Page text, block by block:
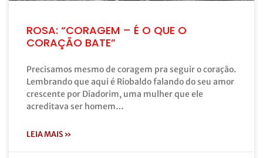
ROSA: “CORAGEM – É O QUE O
CORAÇÃO BATE”
Precisamos mesmo de coragem pra seguir o coração.
Lembrando que aqui é Riobaldo falando do seu amor
crescente por Diadorim, uma mulher que ele
acreditava ser homem…
LEIA MAIS »